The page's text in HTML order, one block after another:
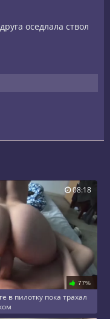
оседлала ствол
77%
в пилотку пока трахал
08:18